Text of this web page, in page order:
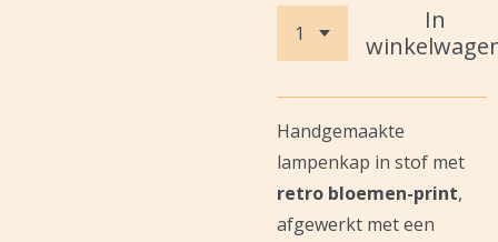
In
Handgemaakte
lampenkap in stof met
retro bloemen-print,
afgewerkt met een